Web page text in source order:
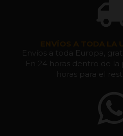
ENVÍOS A TODA LA
Envíos a toda Europa,
En 24 horas dentro de
horas para el